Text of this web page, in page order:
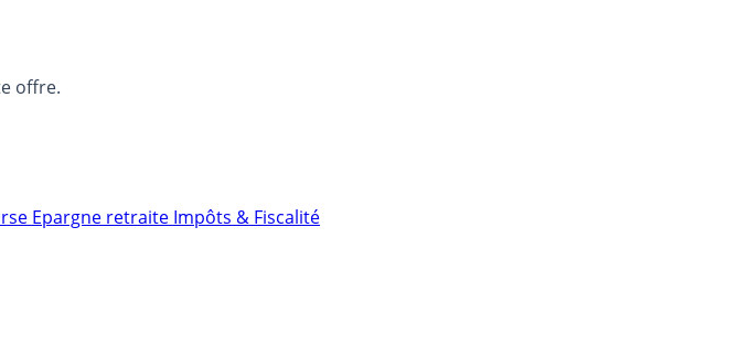
offre.
Epargne retraite Impôts & Fiscalité